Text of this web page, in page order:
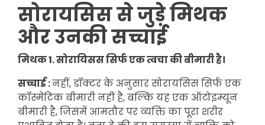
सोरायसिस से जुड़े मिथक
और उनकी सच्चाई
मिथक 1. सोरायिसस सिर्फ एक त्वचा की बीमारी है।
सच्चाई :नहीं, डॉक्टर के अनुसार सोरायसिस सिर्फ एक
कॉस्मेटिक बीमारी नहीं है, बल्कि यह एक ऑटोइम्यून
बीमारी है, जिसमें आमतौर पर व्यक्ति का पूरा शरीर